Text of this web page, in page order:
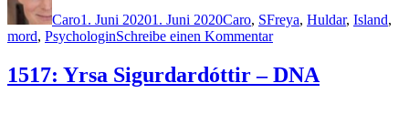
Caro1. Juni 20201. Juni 2020Caro, SFreya, Huldar, Island,
mord, PsychologinSchreibe einen Kommentarzu
Yrsa
Sigurdardóttir
1517: Yrsa Sigurdardóttir – DNA